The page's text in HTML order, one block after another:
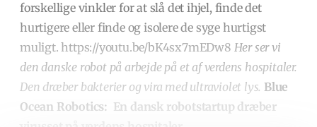
forskellige vinkler for at slå det ihjel, finde det
hurtigere eller finde og isolere de syge hurtigst
muligt. https://youtu.be/bK4sx7mEDw8 Her ser vi
den danske robot på arbejde på et af verdens hospitaler.
Den dræber bakterier og vira med ultraviolet lys. Blue
Ocean Robotics: En dansk robotstartup dræber